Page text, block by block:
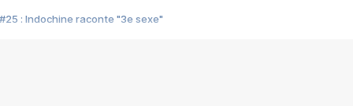
#25 : Indochine raconte "3e sexe"